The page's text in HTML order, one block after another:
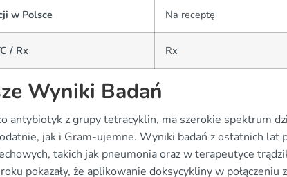
w Polsce Na receptę
/ Rx Rx
Wyniki Badań
antybiotyk z grupy tetracyklin, ma szerokie spektrum
jak i Gram-ujemne. Wyniki badań z ostatnich lat
takich jak pneumonia oraz w terapeutyce
pokazały, że aplikowanie doksycykliny w połączeniu